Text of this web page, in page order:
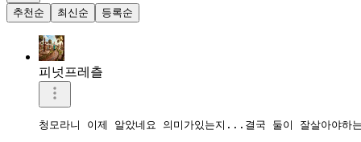
추천순
최신순 등록순
피넛프레츨
청모라니 이제 알았네요 의미가있는지...결국 둘이 잘살아야하